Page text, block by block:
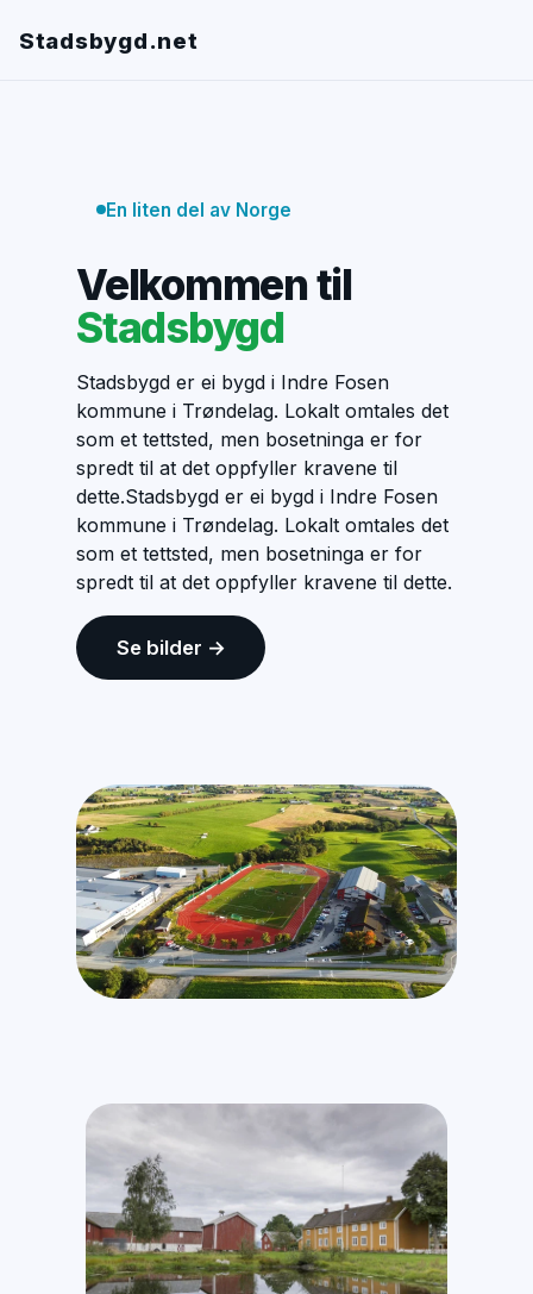
Stadsbygd.net
En liten del av Norge
Velkommen til
Stadsbygd
Stadsbygd er ei bygd i Indre Fosen
kommune i Trøndelag. Lokalt omtales det
som et tettsted, men bosetninga er for
spredt til at det oppfyller kravene til
dette.Stadsbygd er ei bygd i Indre Fosen
kommune i Trøndelag. Lokalt omtales det
som et tettsted, men bosetninga er for
spredt til at det oppfyller kravene til dette.
Se bilder →